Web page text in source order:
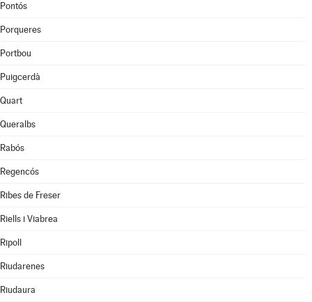
Pontós
Porqueres
Portbou
Puigcerdà
Quart
Queralbs
Rabós
Regencós
Ribes de Freser
Riells i Viabrea
Ripoll
Riudarenes
Riudaura